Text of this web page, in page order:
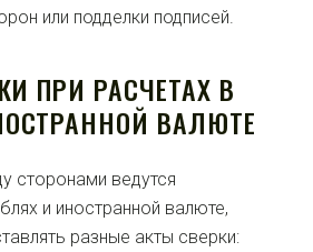
или подделки подписей.
ПРИ РАСЧЕТАХ В
ВАЛЮТЕ
сторонами ведутся
и иностранной валюте,
разные акты сверки: